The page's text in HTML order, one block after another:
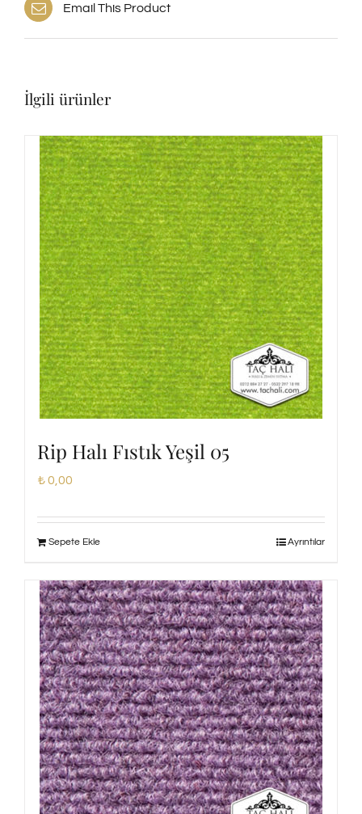
Email This Product
İlgili ürünler
Rip Halı Fıstık Yeşil 05
₺0,00
Sepete Ekle Ayrıntılar